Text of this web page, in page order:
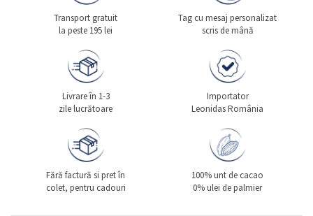
Transport gratuit
la peste 195 lei
Tag cu mesaj personalizat
scris de mână
Livrare în 1-3
zile lucrătoare
Importator
Leonidas România
Fără factură si pret în
colet, pentru cadouri
100% unt de cacao
0% ulei de palmier